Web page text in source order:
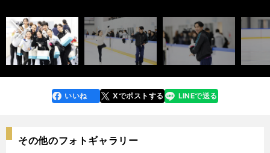
faceboo
k
いいね Xでポストする
line LINEで送る
その他のフォトギャラリー